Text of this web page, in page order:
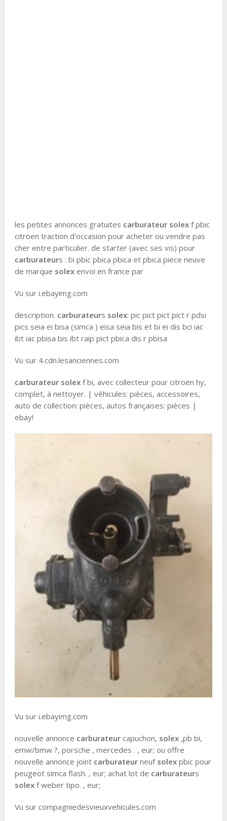
les petites annonces gratuites carburateur solexf pbic
citroen traction d'occasion pour acheter ou vendre pas
cher entre particulier. de starter (avec ses vis) pour
carburateurs : bi pbic pbica pbica et pbica piece neuve
de marque solexenvoi en france par
Vu sur i.ebayimg.com
description. carburateurs solex: pic pict pict pict r pdsi
pics seia ei bisa (simca ) eisa seia bis et bi ei dis bci iac
ibt iac pbisa bis ibt raip pict pbica dis r pbisa
Vu sur 4.cdn.lesanciennes.com
carburateur solexf bi, avec collecteur pour citroën hy,
complet, à nettoyer. | véhicules: pièces, accessoires,
auto de collection: pièces, autos françaises: pièces |
ebay!
Vu sur i.ebayimg.com
nouvelle annonce carburateurcapuchon, solex,pb bi,
emw/bmw ?, porsche , mercedes . , eur; ou offre
nouvelle annonce joint carburateurneuf solexpbic pour
peugeot simca flash. , eur; achat lot de carburateurs
solexf weber tipo. , eur;
Vu sur compagniedesvieuxvehicules.com